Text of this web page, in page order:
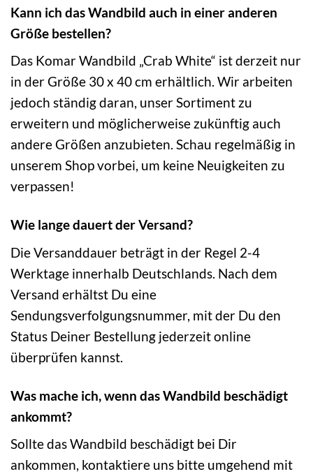
Kann ich das Wandbild auch in einer anderen
Größe bestellen?
Das Komar Wandbild „Crab White“ ist derzeit nur
in der Größe 30 x 40 cm erhältlich. Wir arbeiten
jedoch ständig daran, unser Sortiment zu
erweitern und möglicherweise zukünftig auch
andere Größen anzubieten. Schau regelmäßig in
unserem Shop vorbei, um keine Neuigkeiten zu
verpassen!
Wie lange dauert der Versand?
Die Versanddauer beträgt in der Regel 2-4
Werktage innerhalb Deutschlands. Nach dem
Versand erhältst Du eine
Sendungsverfolgungsnummer, mit der Du den
Status Deiner Bestellung jederzeit online
überprüfen kannst.
Was mache ich, wenn das Wandbild beschädigt
ankommt?
Sollte das Wandbild beschädigt bei Dir
ankommen, kontaktiere uns bitte umgehend mit